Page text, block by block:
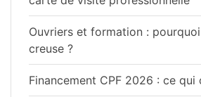
Ouvriers et formation : pourquoi
creuse ?
Financement CPF 2026 : ce qui